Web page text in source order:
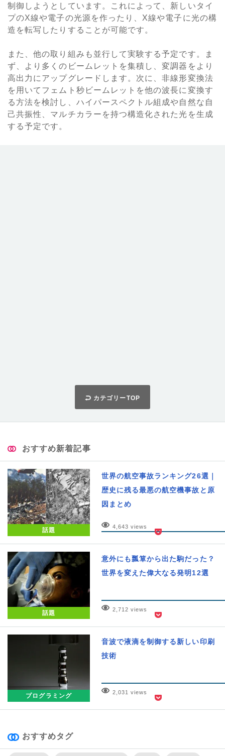
制御しようとしています。これによって、新しいタイ
プのX線や電子の光源を作ったり、X線や電子に光の構
造を転写したりすることが可能です。
また、他の取り組みも並行して実験する予定です。ま
ず、より多くのビームレットを集積し、変調器をより
高出力にアップグレードします。次に、非線形変換法
を用いてフェムト秒ビームレットを他の波長に変換す
る方法を検討し、ハイパースペクトル組成や自然な自
己共振性、マルチカラーを持つ構造化された光を生成
する予定です。
カテゴリーTOP
おすすめ新着記事
話題
世界の航空事故ランキング26選｜
歴史に残る最悪の航空機事故と原
因まとめ
4,643 views
話題
意外にも瓢箪から出た駒だった？
世界を変えた偉大なる発明12選
2,712 views
プログラミング
音波で液滴を制御する新しい印刷
技術
2,031 views
おすすめタグ